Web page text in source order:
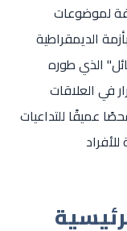
لموضوعات
الديمقراطية
الذي طوره
في العلاقات
عميقًا للتداعيات